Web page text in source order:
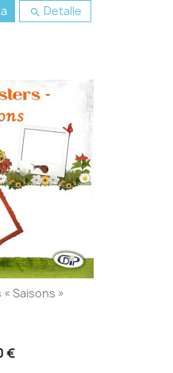
 Detalle
Saisons »
€